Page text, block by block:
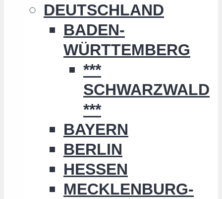
DEUTSCHLAND
BADEN-
WÜRTTEMBERG
***
SCHWARZWALD
***
BAYERN
BERLIN
HESSEN
MECKLENBURG-